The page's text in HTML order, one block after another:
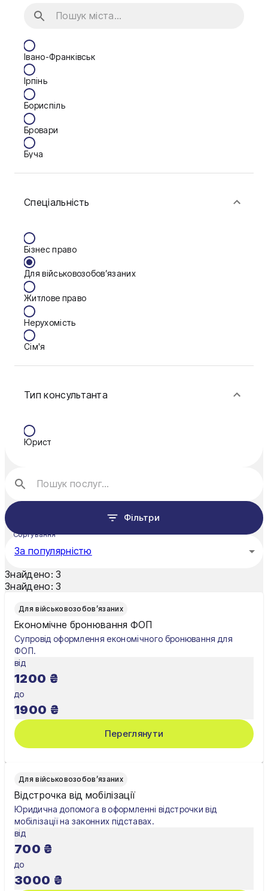
Івано-Франківськ
Ірпінь
Бориспіль
Бровари
Буча
Васильків
Дніпро
Запоріжжя
Калуш
Кам'янське
Ковель
Краматорськ
Кривий Ріг
Нікополь
Одеса
Павлоград
Полтава
Суми
Харків
Херсон
Черкаси
Спеціальність
Бізнес право
Для військовозобов’язаних
Житлове право
Нерухомість
Сім'я
Тип консультанта
Юрист
Фільтри
Сортування
За популярністю
Знайдено: 3
Знайдено: 3
Для військовозобов’язаних
Економічне бронювання ФОП
Супровід оформлення економічного бронювання для
ФОП.
від
1200 ₴
до
1900 ₴
Переглянути
Для військовозобов’язаних
Відстрочка від мобілізації
Юридична допомога в оформленні відстрочки від
мобілізації на законних підставах.
від
700 ₴
до
3000 ₴